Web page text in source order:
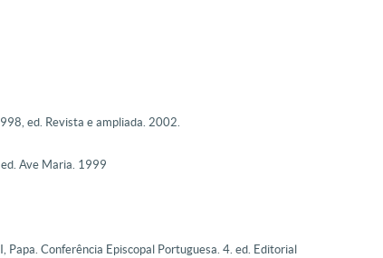
ed. Revista e ampliada. 2002.
Ave Maria. 1999
Conferência Episcopal Portuguesa. 4. ed. Editorial